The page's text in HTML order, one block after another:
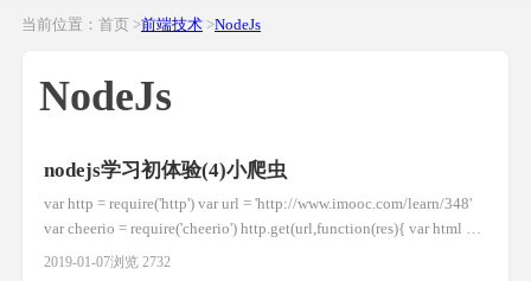
当前位置：首页 >前端技术 >NodeJs
NodeJs
nodejs学习初体验(4)小爬虫
var http = require('http') var url = 'http://www.imooc.com/learn/348'
var cheerio = require('cheerio') http.get(url,function(res){ var html = ''
res.on('data',function(data){ html
2019-01-07浏览 2732